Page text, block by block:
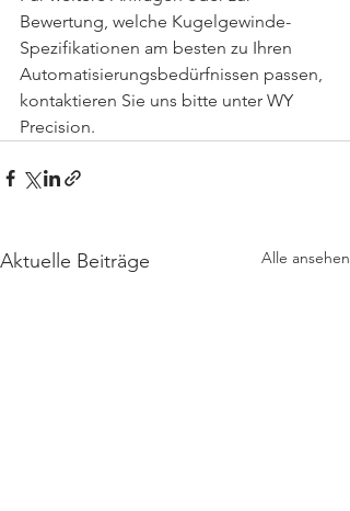
Bewertung, welche Kugelgewinde-
Spezifikationen am besten zu Ihren
Automatisierungsbedürfnissen passen,
kontaktieren Sie uns bitte unter WY
Precision.
Aktuelle Beiträge Alle ansehen